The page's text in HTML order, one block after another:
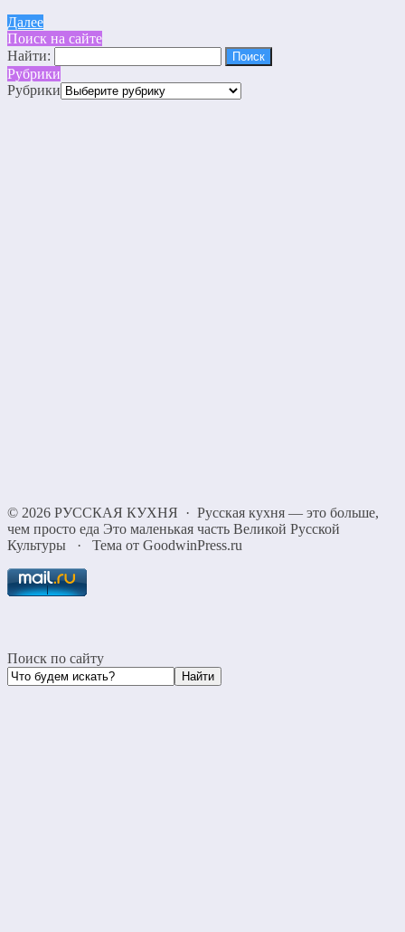
Далее
Поиск на сайте
Найти:
Рубрики
Рубрики
© 2026 РУССКАЯ КУХНЯ · Русская кухня — это больше,
чем просто еда Это маленькая часть Великой Русской
Культуры
· Тема от GoodwinPress.ru
Поиск по сайту